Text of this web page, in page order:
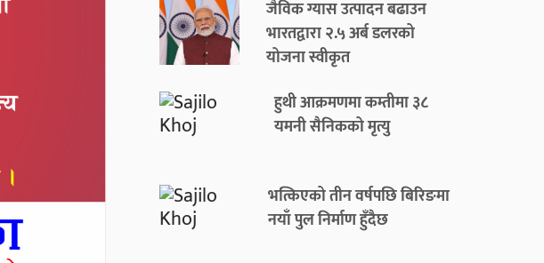
जैविक ग्यास उत्पादन बढाउन
भारतद्वारा २.५ अर्ब डलरको
योजना स्वीकृत
हुथी आक्रमणमा कम्तीमा ३८
यमनी सैनिकको मृत्यु
भत्किएको तीन वर्षपछि बिरिङमा
नयाँ पुल निर्माण हुँदैछ